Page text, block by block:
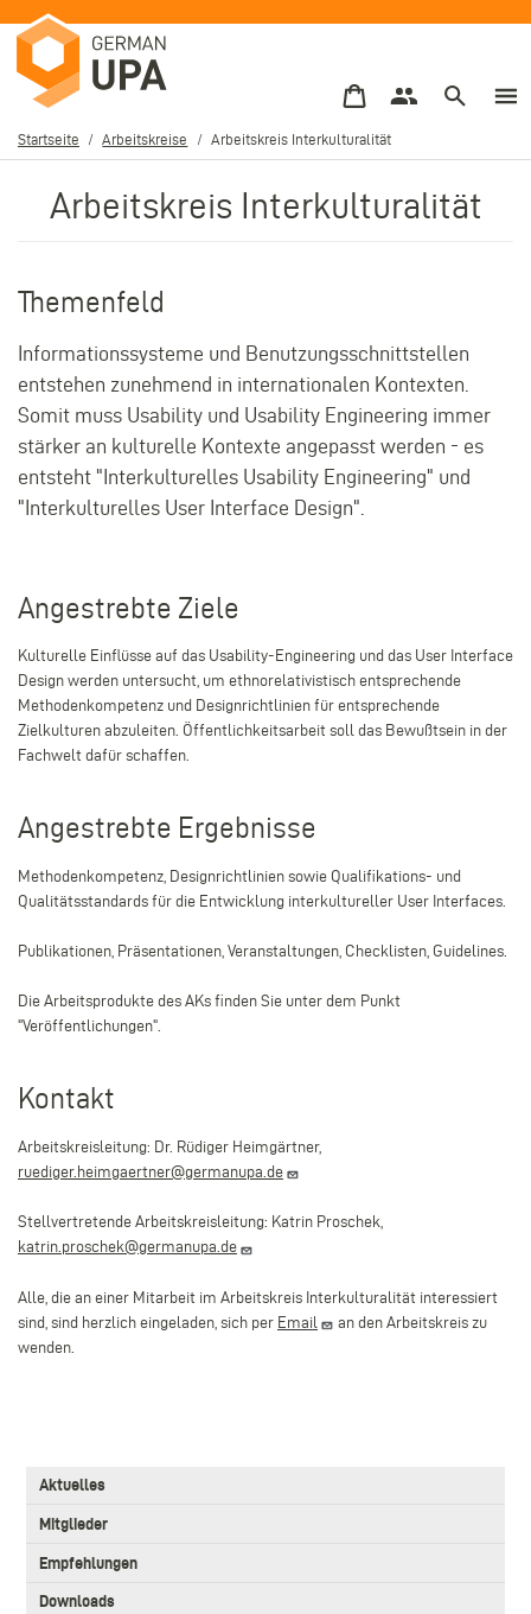
zum
Inhalt
Pfadnavigation
Startseite Arbeitskreise Arbeitskreis Interkulturalität
Main
Aktuelles
Mitglieder
Empfehlungen
Downloads
Arbeitskreis Interkulturalität
Themenfeld
Informationssysteme und Benutzungsschnittstellen
entstehen zunehmend in internationalen Kontexten.
Somit muss Usability und Usability Engineering immer
stärker an kulturelle Kontexte angepasst werden - es
entsteht "Interkulturelles Usability Engineering" und
"Interkulturelles User Interface Design".
Angestrebte Ziele
Kulturelle Einflüsse auf das Usability-Engineering und das User Interface
Design werden untersucht, um ethnorelativistisch entsprechende
Methodenkompetenz und Designrichtlinien für entsprechende
Zielkulturen abzuleiten. Öffentlichkeitsarbeit soll das Bewußtsein in der
Fachwelt dafür schaffen.
Angestrebte Ergebnisse
Methodenkompetenz, Designrichtlinien sowie Qualifikations- und
Qualitätsstandards für die Entwicklung interkultureller User Interfaces.
Publikationen, Präsentationen, Veranstaltungen, Checklisten, Guidelines.
Die Arbeitsprodukte des AKs finden Sie unter dem Punkt
"Veröffentlichungen".
Kontakt
Arbeitskreisleitung: Dr. Rüdiger Heimgärtner,
ruediger.heimgaertner@germanupa.de
Stellvertretende Arbeitskreisleitung: Katrin Proschek,
katrin.proschek@germanupa.de
Alle, die an einer Mitarbeit im Arbeitskreis Interkulturalität interessiert
sind, sind herzlich eingeladen, sich per Email
an den Arbeitskreis zu
wenden.